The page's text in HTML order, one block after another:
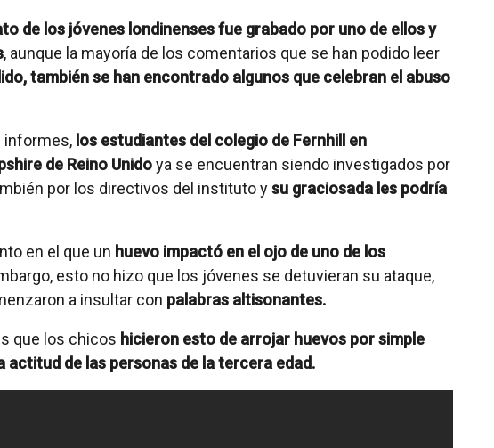
de los jóvenes londinenses fue grabado por uno de ellos y
, aunque la mayoría de los comentarios que se han podido leer
también se han encontrado algunos que celebran el abuso
informes, los estudiantes del colegio de Fernhill en
de Reino Unidoya se encuentran siendo investigados por
por los directivos del instituto ysu graciosada les podría
en el que un huevo impactó en el ojo de uno de los
esto no hizo que los jóvenes se detuvieran su ataque,
a insultar con palabras altisonantes.
que los chicos hicieron esto de arrojar huevos por simple
actitud de las personas de la tercera edad.